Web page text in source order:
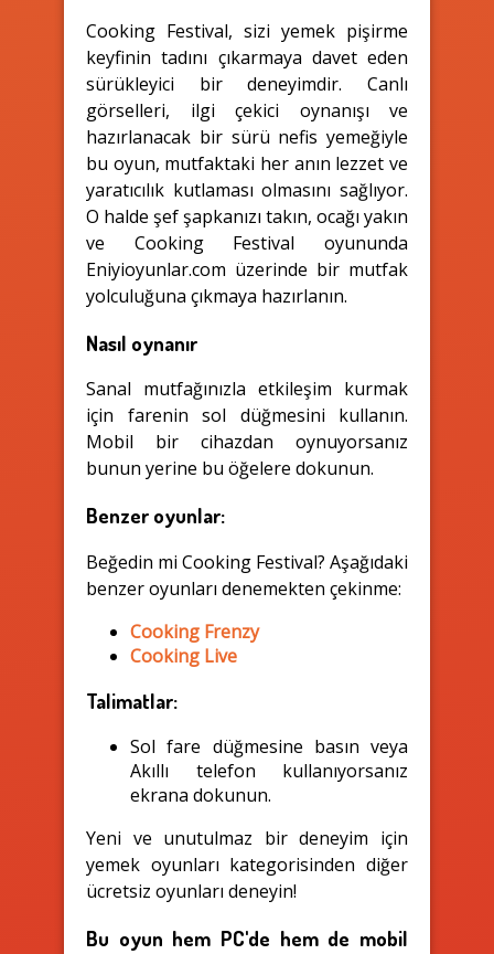
Cooking Festival, sizi yemek pişirme
keyfinin tadını çıkarmaya davet eden
sürükleyici bir deneyimdir. Canlı
görselleri, ilgi çekici oynanışı ve
hazırlanacak bir sürü nefis yemeğiyle
bu oyun, mutfaktaki her anın lezzet ve
yaratıcılık kutlaması olmasını sağlıyor.
O halde şef şapkanızı takın, ocağı yakın
ve Cooking Festival oyununda
Eniyioyunlar.com üzerinde bir mutfak
yolculuğuna çıkmaya hazırlanın.
Nasıl oynanır
Sanal mutfağınızla etkileşim kurmak
için farenin sol düğmesini kullanın.
Mobil bir cihazdan oynuyorsanız
bunun yerine bu öğelere dokunun.
Benzer oyunlar:
Beğedin mi Cooking Festival? Aşağıdaki
benzer oyunları denemekten çekinme:
Cooking Frenzy
Cooking Live
Talimatlar:
Sol fare düğmesine basın veya
Akıllı telefon kullanıyorsanız
ekrana dokunun.
Yeni ve unutulmaz bir deneyim için
yemek oyunları kategorisinden diğer
ücretsiz oyunları deneyin!
Bu oyun hem PC'de hem de mobil